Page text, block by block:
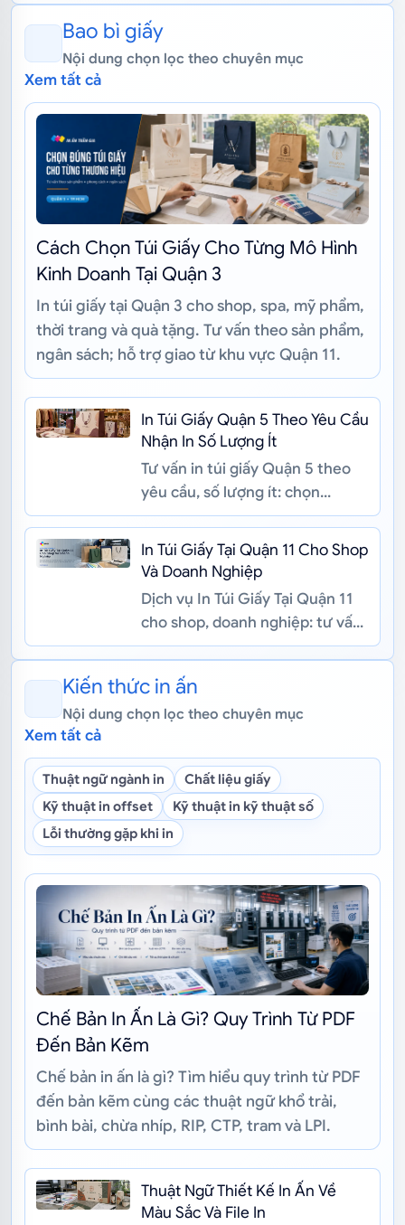
Bao bì giấy
Nội dung chọn lọc theo chuyên mục
Xem tất cả
Cách Chọn Túi Giấy Cho Từng Mô Hình
Kinh Doanh Tại Quận 3
In túi giấy tại Quận 3 cho shop, spa, mỹ phẩm,
thời trang và quà tặng. Tư vấn theo sản phẩm,
ngân sách; hỗ trợ giao từ khu vực Quận 11.
In Túi Giấy Quận 5 Theo Yêu Cầu
Nhận In Số Lượng Ít
Tư vấn in túi giấy Quận 5 theo
yêu cầu, số lượng ít: chọn
Couche, Kraft, Ivory, quai túi,
gia công, chuẩn file CMYK/3...
In Túi Giấy Tại Quận 11 Cho Shop
Và Doanh Nghiệp
Dịch vụ In Túi Giấy Tại Quận 11
cho shop, doanh nghiệp: tư vấn
Kraft, Couche, Ivory, quy cách
Kiến thức in ấn
Nội dung chọn lọc theo chuyên mục
Xem tất cả
Thuật ngữ ngành in
Chất liệu giấy
Kỹ thuật in offset
Kỹ thuật in kỹ thuật số
Lỗi thường gặp khi in
Chế Bản In Ấn Là Gì? Quy Trình Từ PDF
Đến Bản Kẽm
Chế bản in ấn là gì? Tìm hiểu quy trình từ PDF
đến bản kẽm cùng các thuật ngữ khổ trải,
bình bài, chừa nhíp, RIP, CTP, tram và LPI.
Thuật Ngữ Thiết Kế In Ấn Về
Màu Sắc Và File In